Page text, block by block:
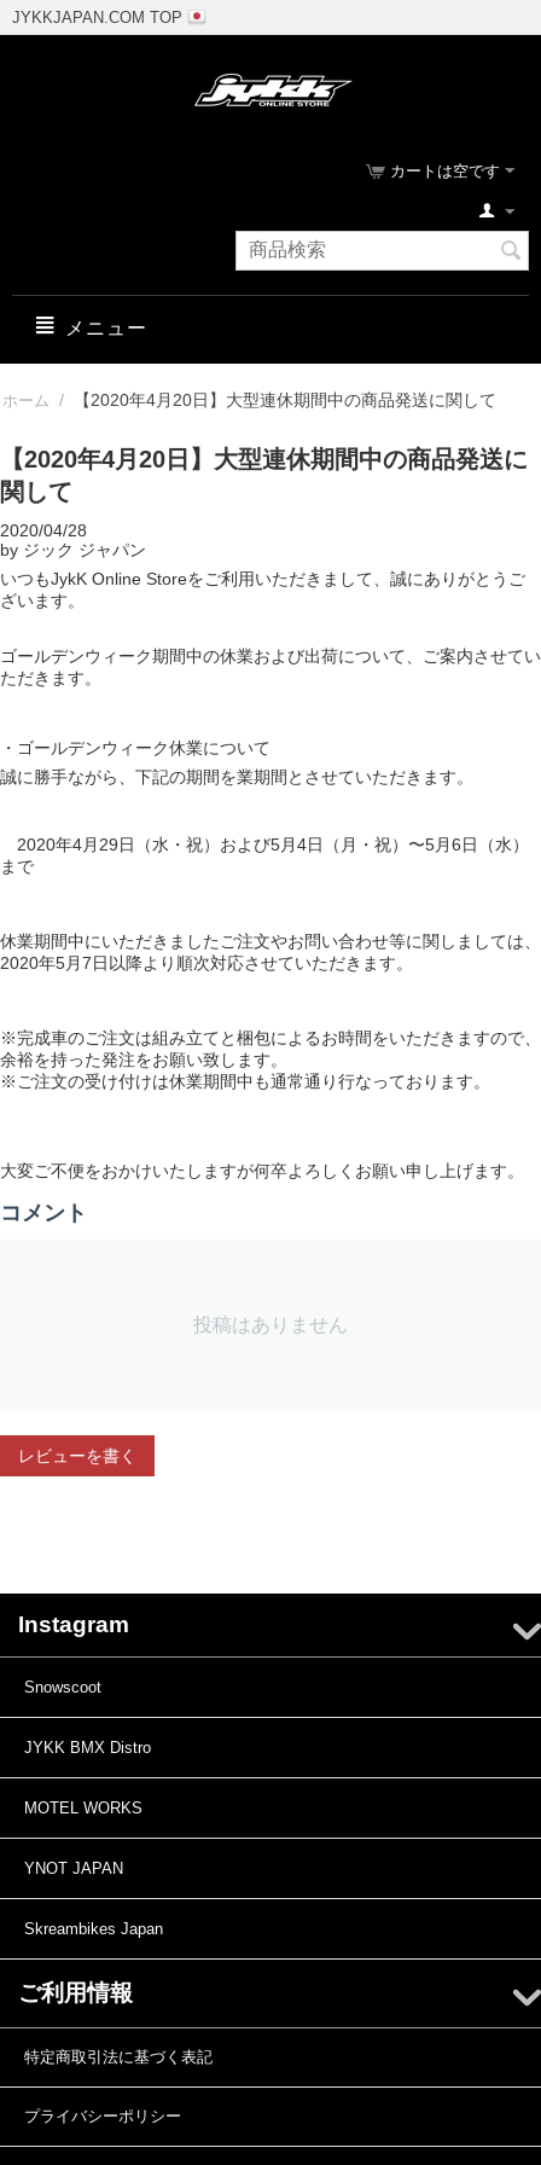
JYKKJAPAN.COM TOP
カートは空です
メニュー
ホーム / 【2020年4月20日】大型連休期間中の商品発送に関して
【2020年4月20日】大型連休期間中の商品発送に
関して
2020/04/28
by ジック ジャパン
いつもJykK Online Storeをご利用いただきまして、誠にありがとうご
ざいます。
ゴールデンウィーク期間中の休業および出荷について、ご案内させてい
ただきます。
・ゴールデンウィーク休業について
誠に勝手ながら、下記の期間を業期間とさせていただきます。
2020年4月29日（水・祝）および5月4日（月・祝）〜5月6日（水）
まで
休業期間中にいただきましたご注文やお問い合わせ等に関しましては、
2020年5月7日以降より順次対応させていただきます。
※完成車のご注文は組み立てと梱包によるお時間をいただきますので、
余裕を持った発注をお願い致します。
※ご注文の受け付けは休業期間中も通常通り行なっております。
大変ご不便をおかけいたしますが何卒よろしくお願い申し上げます。
コメント
投稿はありません
レビューを書く
Instagram
Snowscoot
JYKK BMX Distro
MOTEL WORKS
YNOT JAPAN
Skreambikes Japan
ご利用情報
特定商取引法に基づく表記
プライバシーポリシー